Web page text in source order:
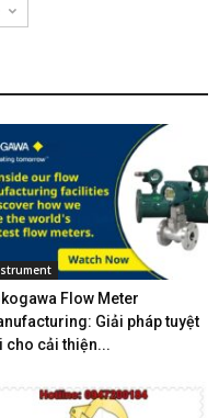
Flow Meter
Giải pháp tuyệt
cho cải thiện...